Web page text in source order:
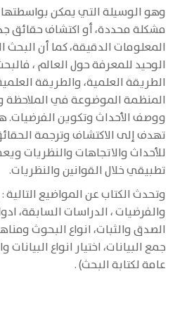
وهو الوسيلة التي يمكن
مشكلة محددة، أو اكتشاف حقائق
المعلومات الدقيقة، كما أن
الوحيد للمعرفة حول العالم ،
الطريقة العلمية، والطريقة
المنظمة الموضوعة في الملاحظة
ووصف الأحداث وتكوين
تهدف إلى الاكتشاف وترجمة
للأحداث والاتجاهات والنظريات
تطبيقي خلال القوانين والنظريات.
وتحدث الكتاب عن المواضيع
والفرضيات ، الدراسات السابقة،
الصدق والثبات، انواع البحوث
جمع البيانات، اختيار انواع
عامة لكتابة البحث) .